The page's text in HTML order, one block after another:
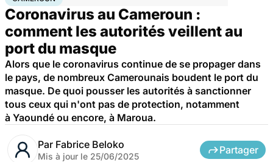
Coronavirus au Cameroun :
comment les autorités veillent au
port du masque
Alors que le coronavirus continue de se propager dans
le pays, de nombreux Camerounais boudent le port du
masque. De quoi pousser les autorités à sanctionner
tous ceux qui n'ont pas de protection, notamment
à Yaoundé ou encore, à Maroua.
Par Fabrice Beloko
Mis à jour le 25/06/2025
Partager